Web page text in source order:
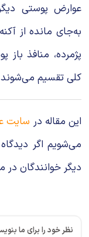
عوارض پوستی
به‌جای مانده از
پژمرده، منافذ
کلی تقسیم می‌شوند: 1- پیلینگ عمیق 2- پیلینگ
این مقاله در سایت
می‌شویم اگر
دیگر خوانندگان در
نظر خود را برای ما